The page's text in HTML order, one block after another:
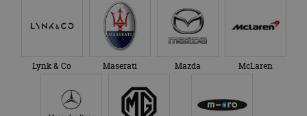
Lynk & Co Maserati Mazda McLaren